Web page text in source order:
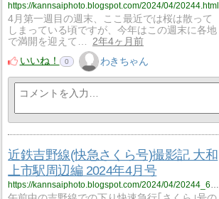
https://kannsaiphoto.blogspot.com/2024/04/20244.html
4月第一週目の週末、ここ最近では桜は散って
しまっている頃ですが、今年はこの週末に各地
で満開を迎えて…
2年4ヶ月前
いいね！
0 わきちゃん
近鉄吉野線(快急さくら号)撮影記 大和
上市駅周辺編 2024年4月号
https://kannsaiphoto.blogspot.com/2024/04/20244_6.html